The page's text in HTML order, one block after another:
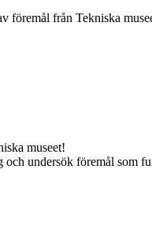
från Tekniska
museet!
undersök föremål som